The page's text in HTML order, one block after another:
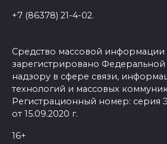
+7 (86378) 21-4-02.
Средство массовой информации
зарегистрировано
надзору в сфере связи,
технологий и массовых
Регистрационный номер:
от 15.09.2020 г.
16+